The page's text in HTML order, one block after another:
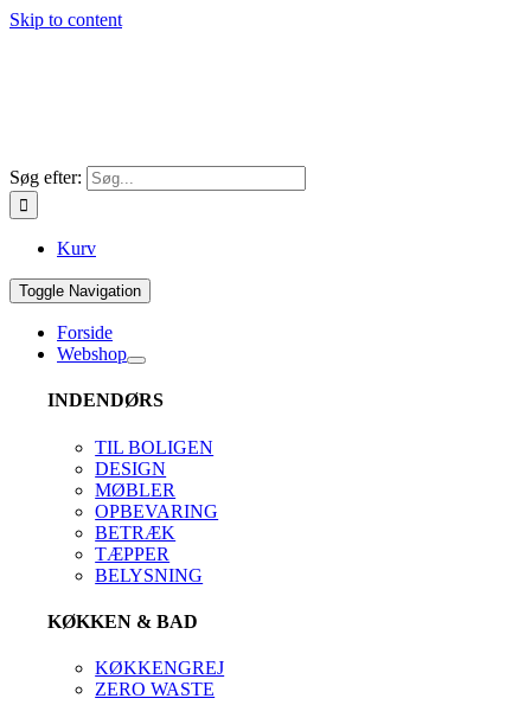
Skip to content
Søg efter:
Kurv
Toggle Navigation
Forside
Webshop
INDENDØRS
TIL BOLIGEN
DESIGN
MØBLER
OPBEVARING
BETRÆK
TÆPPER
BELYSNING
KØKKEN & BAD
KØKKENGREJ
ZERO WASTE